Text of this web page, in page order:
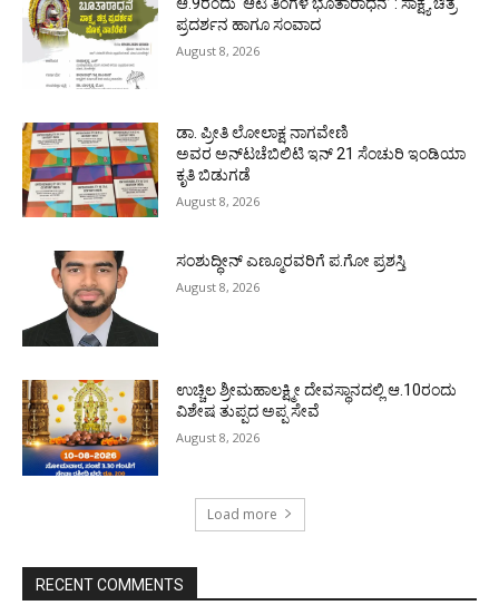
ಪ್ರದರ್ಶನ ಹಾಗೂ ಸಂವಾದ
August 8, 2026
ಡಾ. ಪ್ರೀತಿ ಲೋಲಾಕ್ಷ ನಾಗವೇಣಿ
ಅವರ ಅನ್‌ಟಚೆಬಿಲಿಟಿ ಇನ್ 21 ಸೆಂಚುರಿ ಇಂಡಿಯಾ
ಕೃತಿ ಬಿಡುಗಡೆ
August 8, 2026
ಸಂಶುದ್ಧೀನ್ ಎಣ್ಮೂರವರಿಗೆ ಪ.ಗೋ ಪ್ರಶಸ್ತಿ
August 8, 2026
ಉಚ್ಚಿಲ ಶ್ರೀಮಹಾಲಕ್ಷ್ಮೀ ದೇವಸ್ಥಾನದಲ್ಲಿ ಆ.10ರಂದು
ವಿಶೇಷ ತುಪ್ಪದ ಅಪ್ಪ ಸೇವೆ
August 8, 2026
Load more
RECENT COMMENTS